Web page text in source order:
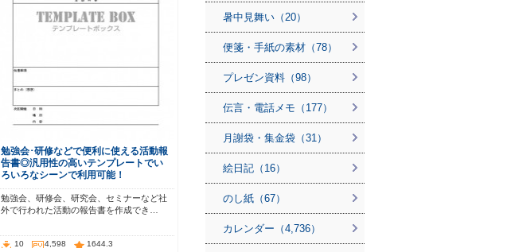
勉強会･研修などで便利に使える活動報
告書◎汎用性の高いテンプレートでい
ろいろなシーンで利用可能！
勉強会、研修会、研究会、セミナーなど社
外で行われた活動の報告書を作成でき…
10 4,598 1644.3
暑中見舞い（20）
便箋・手紙の素材（78）
プレゼン資料（98）
伝言・電話メモ（177）
月謝袋・集金袋（31）
絵日記（16）
のし紙（67）
カレンダー（4,736）